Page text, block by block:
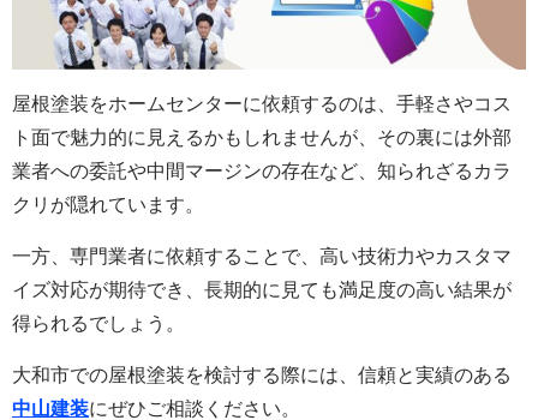
屋根塗装をホームセンターに依頼するのは、手軽さやコス
ト面で魅力的に見えるかもしれませんが、その裏には外部
業者への委託や中間マージンの存在など、知られざるカラ
クリが隠れています。
一方、専門業者に依頼することで、高い技術力やカスタマ
イズ対応が期待でき、長期的に見ても満足度の高い結果が
得られるでしょう。
大和市での屋根塗装を検討する際には、信頼と実績のある
中山建装にぜひご相談ください。